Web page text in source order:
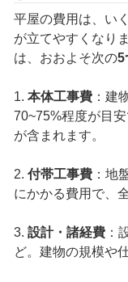
平屋の費用は、い
が立てやすくなり
は、おおよそ次の5
1. 本体工事費：建
70~75%程度が目
が含まれます。
2. 付帯工事費：地
にかかる費用で、
3. 設計・諸経費：
ど。建物の規模や